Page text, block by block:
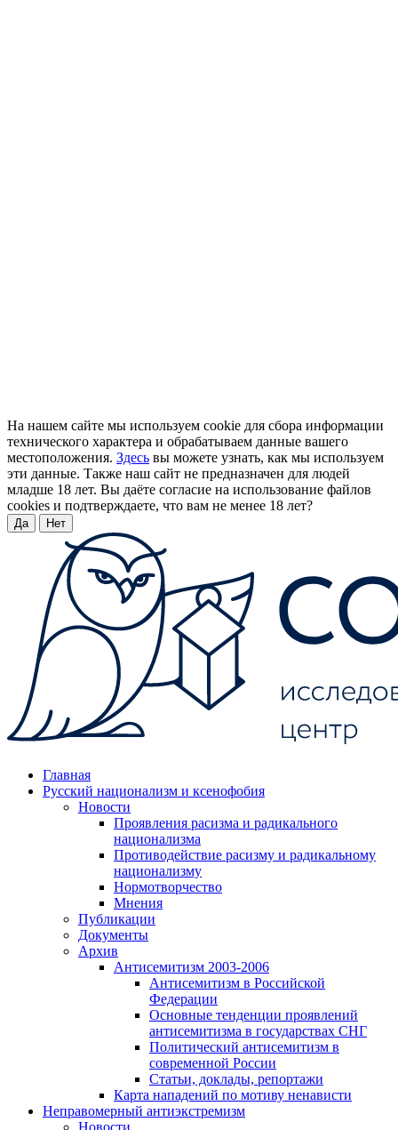
На нашем сайте мы используем cookie для сбора информации
технического характера и обрабатываем данные вашего
местоположения. Здесь вы можете узнать, как мы используем
эти данные. Также наш сайт не предназначен для людей
младше 18 лет. Вы даёте согласие на использование файлов
cookies и подтверждаете, что вам не менее 18 лет?
Да Нет
Главная
Русский национализм и ксенофобия
Новости
Проявления расизма и радикального
национализма
Противодействие расизму и радикальному
национализму
Нормотворчество
Мнения
Публикации
Документы
Архив
Антисемитизм 2003-2006
Антисемитизм в Российской
Федерации
Основные тенденции проявлений
антисемитизма в государствах СНГ
Политический антисемитизм в
современной России
Статьи, доклады, репортажи
Карта нападений по мотиву ненависти
Неправомерный антиэкстремизм